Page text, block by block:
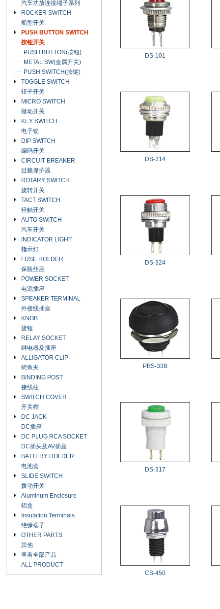
汽车功放连接端子系列
ROCKER SWITCH
船型开关
PUSH BUTTON SWITCH
按钮开关
PUSH BUTTON(按钮)
METAL SW(金属开关)
PUSH SWITCH(按键)
TOGGLE SWITCH
钮子开关
MICRO SWITCH
微动开关
KEY SWITCH
电子锁
DIP SWITCH
编码开关
CIRCUIT BREAKER
过载保护器
ROTARY SWITCH
旋转开关
TACT SWITCH
轻触开关
AUTO SWITCH
汽车开关
INDICATOR LIGHT
指示灯
FUSE HOLDER
保险丝座
POWER SOCKET
电源插座
SPEAKER TERMINAL
外接线插座
KNOB
旋钮
RELAY SOCKET
继电器及插座
ALLIGATOR CLIP
鳄鱼夹
BINDING POST
接线柱
SWITCH COVER
开关帽
DC JACK
DC插座
DC PLUG RCA SOCKET
DC插头及AV插座
BATTERY HOLDER
电池盒
SLIDE SWITCH
拨动开关
Aluminum Enclosure
铝盒
Insulation Terminals
绝缘端子
OTHER PARTS
其他
查看全部产品
ALL PRODUCT
DS-101
DS-314
DS-324
PBS-33B
DS-317
CS-450